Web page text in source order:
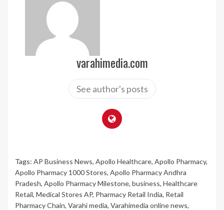
varahimedia.com
See author's posts
Tags: AP Business News, Apollo Healthcare, Apollo Pharmacy,
Apollo Pharmacy 1000 Stores, Apollo Pharmacy Andhra
Pradesh, Apollo Pharmacy Milestone, business, Healthcare
Retail, Medical Stores AP, Pharmacy Retail India, Retail
Pharmacy Chain, Varahi media, Varahimedia online news,